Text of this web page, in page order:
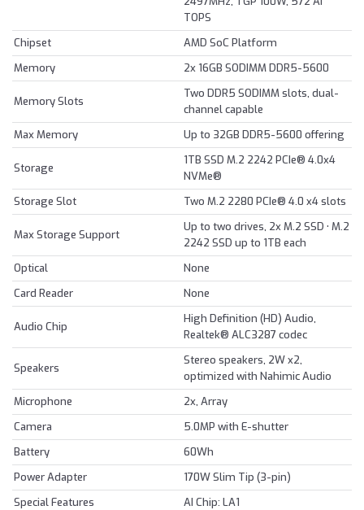
TOPS
Chipset
AMD SoC Platform
Memory
2x 16GB SODIMM DDR5-5600
Memory Slots
Two DDR5 SODIMM slots, dual-
channel capable
Max Memory
Up to 32GB DDR5-5600 offering
Storage
1TB SSD M.2 2242 PCIe® 4.0x4
NVMe®
Storage Slot
Two M.2 2280 PCIe® 4.0 x4 slots
Max Storage Support
Up to two drives, 2x M.2 SSD • M.2
2242 SSD up to 1TB each
Optical
None
Card Reader
None
Audio Chip
High Definition (HD) Audio,
Realtek® ALC3287 codec
Speakers
Stereo speakers, 2W x2,
optimized with Nahimic Audio
Microphone
2x, Array
Camera
5.0MP with E-shutter
Battery
60Wh
Power Adapter
170W Slim Tip (3-pin)
Special Features
AI Chip: LA1